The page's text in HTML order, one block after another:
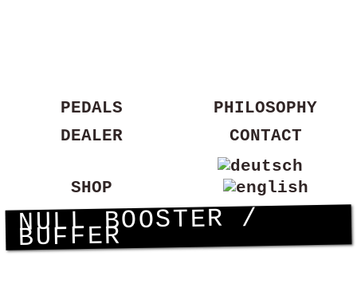
PEDALS
PHILOSOPHY
DEALER
CONTACT
SHOP
NULL BOOSTER /
BUFFER